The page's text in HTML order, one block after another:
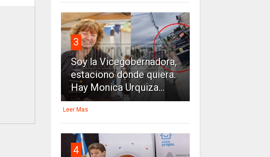
3
Soy la Vicegobernadora,
estaciono donde quiera.
Hay Monica Urquiza...
Leer Mas
4